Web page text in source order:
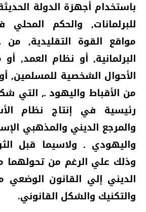
باستخدام أجهزة الدولة
للبرلمانات‏,‏ والحكم
مواقع القوة التقليدية‏,‏ من
البرلمانية‏,‏ أو نظام العمد‏,‏
الأحوال الشخصية للمسلمين‏,‏
من الأقباط واليهود ـ‏,‏ التي
رئيسية في إنتاج نظام
والمرجع الديني والمذهبي
واليهودي ـ ولاسيما قبل
وذلك علي الرغم من تحولهما
الديني إلي القانون
والتكنيك والشكل القانوني‏.‏